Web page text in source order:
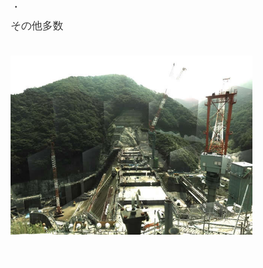
・
その他多数